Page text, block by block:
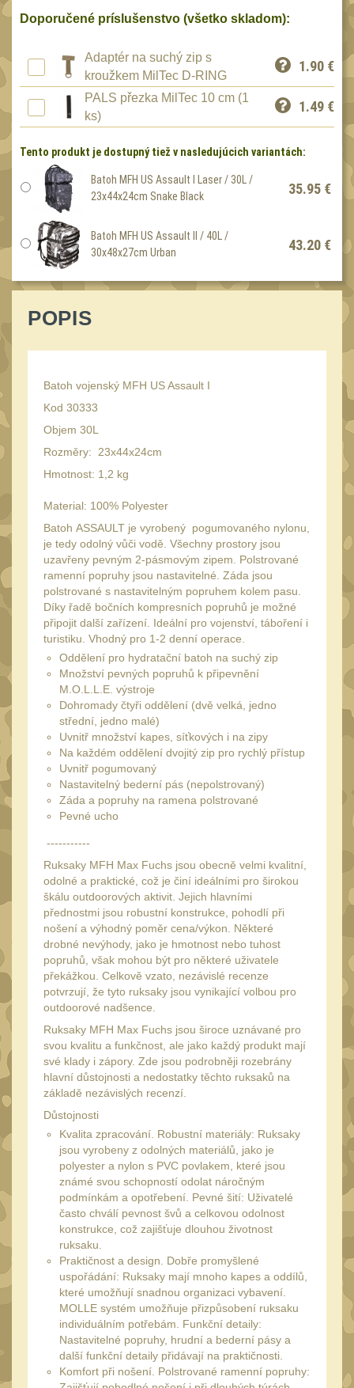
Speciální pouzdra III
Pouzdra na toaletní
potřeby3
Pouzdra na
lékárničku
Pouzdra na
elektroniku 67
Pouzdra a kapsy na
suchý zip
Stehenní pouzdra 29
Pouzdra na svítilny2
Puzdrá na mapy
Ramenní popruhy a
vycpávky
Karabiny a přezky
koncovky25
Nášivky 105
Samonavíjecí držáky 1
Zámky1
Nepromokavý potahy a
vaky18
Adaptéry33
Taktická pera4
Láhve 16
Lékárničky
Na přežití26
Ostatní 44
Adaptéry a risery40
Boční montáže
Montáže pro optiku179
1" Picatinny 45
1" Dovetail 13
30mm Picatinny
30mm Dovetail 14
34mm
Montáže pre kolimátory
Ostatní 13
Montáže na hlaveň 3
Montáže pro svítilny18
Předpažbí 56
Pre AK
Pre M4/AR15 29
Ostatní 14
Pažby
Raily, lišty, krytky 66
Doporučené príslušenstvo (všetko skladom):
Adaptér na suchý zip s
kroužkem MilTec D-RING
1.90 €
PALS přezka MilTec 10 cm (1
ks)
1.49 €
Tento produkt je dostupný tiež v nasledujúcich variantách:
Batoh MFH US Assault I Laser / 30L /
23x44x24cm Snake Black
35.95 €
Batoh MFH US Assault II / 40L /
30x48x27cm Urban
43.20 €
POPIS
Batoh vojenský MFH US Assault I
Kod 30333
Objem 30L
Rozměry: 23x44x24cm
Hmotnost: 1,2 kg
Material: 100% Polyester
Batoh ASSAULT je vyrobený pogumovaného nylonu,
je tedy odolný vůči vodě. Všechny prostory jsou
uzavřeny pevným 2-pásmovým zipem. Polstrované
ramenní popruhy jsou nastavitelné. Záda jsou
polstrované s nastavitelným popruhem kolem pasu.
Díky řadě bočních kompresních popruhů je možné
připojit další zařízení. Ideální pro vojenství, táboření i
turistiku. Vhodný pro 1-2 denní operace.
Oddělení pro hydratační batoh na suchý zip
Množství pevných popruhů k připevnění
M.O.L.L.E. výstroje
Dohromady čtyři oddělení (dvě velká, jedno
střední, jedno malé)
Uvnitř množství kapes, síťkových i na zipy
Na každém oddělení dvojitý zip pro rychlý přístup
Uvnitř pogumovaný
Nastavitelný bederní pás (nepolstrovaný)
Záda a popruhy na ramena polstrované
Pevné ucho
-----------
Ruksaky MFH Max Fuchs jsou obecně velmi kvalitní,
odolné a praktické, což je činí ideálními pro širokou
škálu outdoorových aktivit. Jejich hlavními
přednostmi jsou robustní konstrukce, pohodlí při
nošení a výhodný poměr cena/výkon. Některé
drobné nevýhody, jako je hmotnost nebo tuhost
popruhů, však mohou být pro některé uživatele
překážkou. Celkově vzato, nezávislé recenze
potvrzují, že tyto ruksaky jsou vynikající volbou pro
outdoorové nadšence.
Ruksaky MFH Max Fuchs jsou široce uznávané pro
svou kvalitu a funkčnost, ale jako každý produkt mají
své klady i zápory. Zde jsou podrobněji rozebrány
hlavní důstojnosti a nedostatky těchto ruksaků na
základě nezávislých recenzí.
Důstojnosti
Kvalita zpracování. Robustní materiály: Ruksaky
jsou vyrobeny z odolných materiálů, jako je
polyester a nylon s PVC povlakem, které jsou
známé svou schopností odolat náročným
podmínkám a opotřebení. Pevné šití: Uživatelé
často chválí pevnost švů a celkovou odolnost
konstrukce, což zajišťuje dlouhou životnost
ruksaku.
Praktičnost a design. Dobře promyšlené
uspořádání: Ruksaky mají mnoho kapes a oddílů,
které umožňují snadnou organizaci vybavení.
MOLLE systém umožňuje přizpůsobení ruksaku
individuálním potřebám. Funkční detaily:
Nastavitelné popruhy, hrudní a bederní pásy a
další funkční detaily přidávají na praktičnosti.
Komfort při nošení. Polstrované ramenní popruhy: